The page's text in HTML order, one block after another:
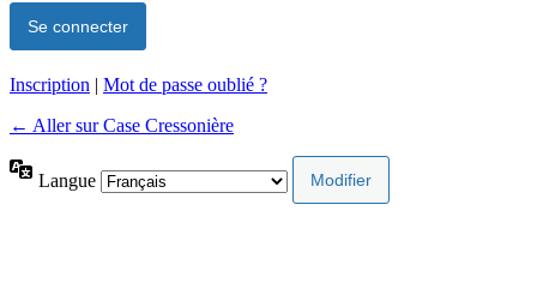
Inscription | Mot de passe oublié ?
← Aller sur Case Cressonière
Langue